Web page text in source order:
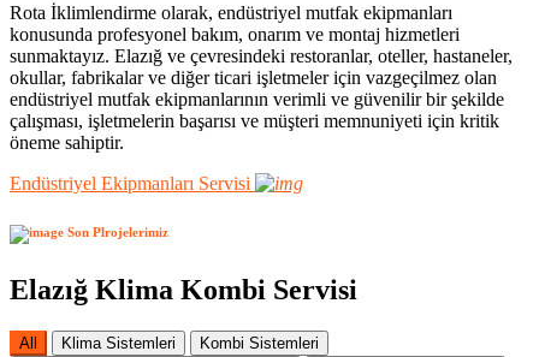
Rota İklimlendirme olarak, endüstriyel mutfak ekipmanları
konusunda profesyonel bakım, onarım ve montaj hizmetleri
sunmaktayız. Elazığ ve çevresindeki restoranlar, oteller, hastaneler,
okullar, fabrikalar ve diğer ticari işletmeler için vazgeçilmez olan
endüstriyel mutfak ekipmanlarının verimli ve güvenilir bir şekilde
çalışması, işletmelerin başarısı ve müşteri memnuniyeti için kritik
öneme sahiptir.
Endüstriyel Ekipmanları Servisi
Son Plrojelerimiz
Elazığ Klima Kombi Servisi
All Klima Sistemleri
Kombi Sistemleri